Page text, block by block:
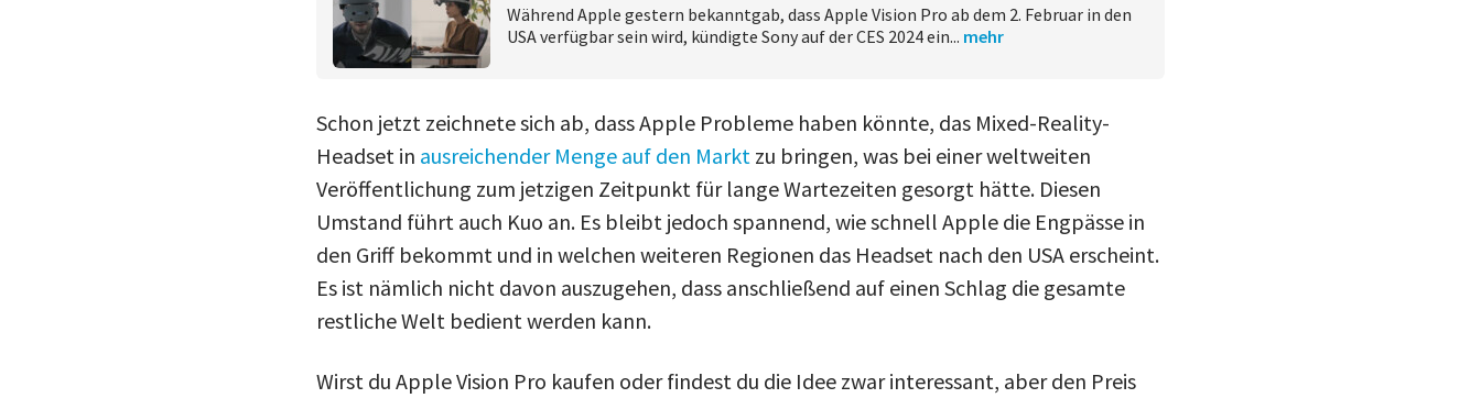
Während Apple gestern bekanntgab, dass Apple Vision Pro ab dem 2. Februar in den
USA verfügbar sein wird, kündigte Sony auf der CES 2024 ein... mehr
Schon jetzt zeichnete sich ab, dass Apple Probleme haben könnte, das Mixed-Reality-
Headset in ausreichender Menge auf den Markt zu bringen, was bei einer weltweiten
Veröffentlichung zum jetzigen Zeitpunkt für lange Wartezeiten gesorgt hätte. Diesen
Umstand führt auch Kuo an. Es bleibt jedoch spannend, wie schnell Apple die Engpässe in
den Griff bekommt und in welchen weiteren Regionen das Headset nach den USA erscheint.
Es ist nämlich nicht davon auszugehen, dass anschließend auf einen Schlag die gesamte
restliche Welt bedient werden kann.
Wirst du Apple Vision Pro kaufen oder findest du die Idee zwar interessant, aber den Preis